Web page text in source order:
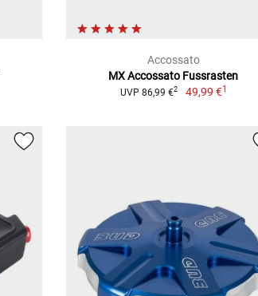
Accossato
MX Accossato Fussrasten
UVP 86,99 €2 49,99 €1